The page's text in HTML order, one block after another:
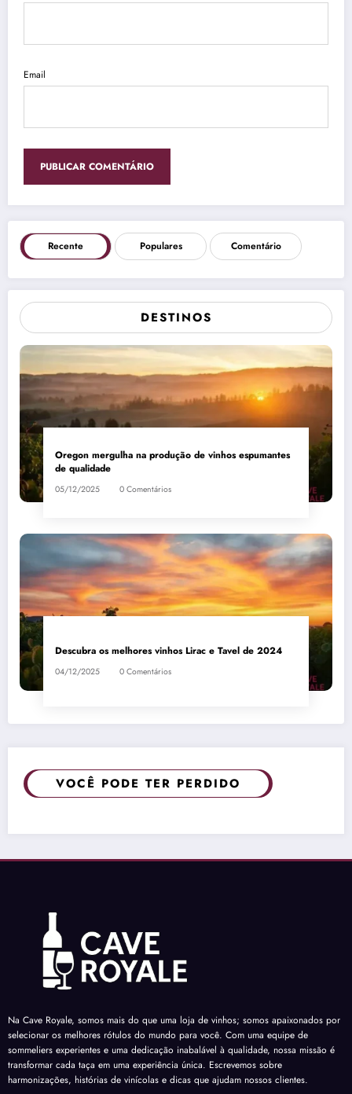
Email
Recente Populares Comentário
DESTINOS
Oregon mergulha na produção de vinhos espumantes
de qualidade
05/12/2025 0 Comentários
Descubra os melhores vinhos Lirac e Tavel de 2024
04/12/2025 0 Comentários
VOCÊ PODE TER PERDIDO
Na Cave Royale, somos mais do que uma loja de vinhos; somos apaixonados por
selecionar os melhores rótulos do mundo para você. Com uma equipe de
sommeliers experientes e uma dedicação inabalável à qualidade, nossa missão é
transformar cada taça em uma experiência única. Escrevemos sobre
harmonizações, histórias de vinícolas e dicas que ajudam nossos clientes.